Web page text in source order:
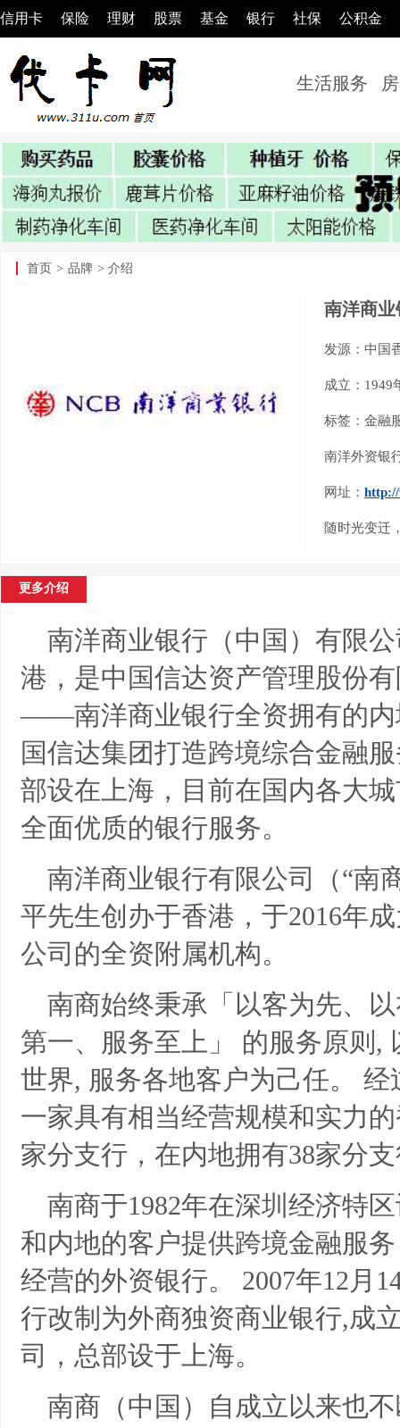
信用卡 保险 理财 股票 基金 银行 社保 公积金
生活服务
首页 > 品牌 > 介绍
南洋商
发源：中国
成立：1949
标签：金融
南洋外资银
网址：
随时光变迁
更多介绍
南洋商业银行（中国）有限
港，是中国信达资产管理股份
——南洋商业银行全资拥有的内
国信达集团打造跨境综合金融
部设在上海，目前在国内各大
全面优质的银行服务。
南洋商业银行有限公司（“南
平先生创办于香港，于2016年
公司的全资附属机构。
南商始终秉承「以客为先、
第一、服务至上」 的服务原则,
世界, 服务各地客户为己任。 经
一家具有相当经营规模和实力
家分支行，在内地拥有38家分
南商于1982年在深圳经济特
和内地的客户提供跨境金融服
经营的外资银行。 2007年12月
行改制为外商独资商业银行,成
司，总部设于上海。
南商（中国）自成立以来也